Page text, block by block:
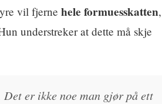
vil fjerne hele formuesskatten,
understreker at dette må skje
er ikke noe man gjør på ett